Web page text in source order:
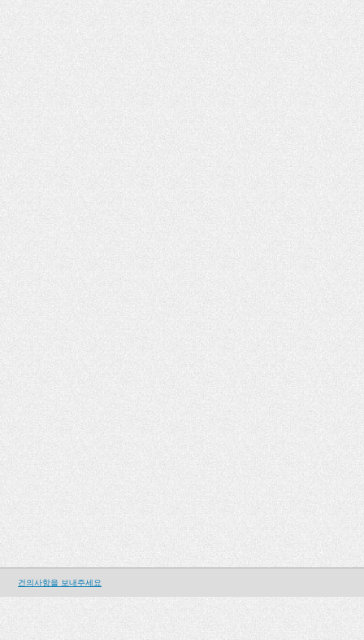
건의사항을 보내주세요